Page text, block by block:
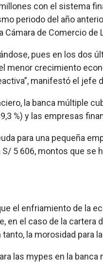
con el sistema
periodo del año
Cámara de Comercio de
pues en los dos
menor crecimiento
manifestó el jefe
la banca múltiple
%) y las empresas
para una pequeña
5 606, montos que se
el enfriamiento de la
en el caso de la
la morosidad para
las mypes en la